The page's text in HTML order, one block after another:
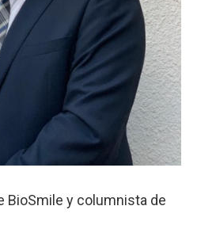
BioSmile y columnista de